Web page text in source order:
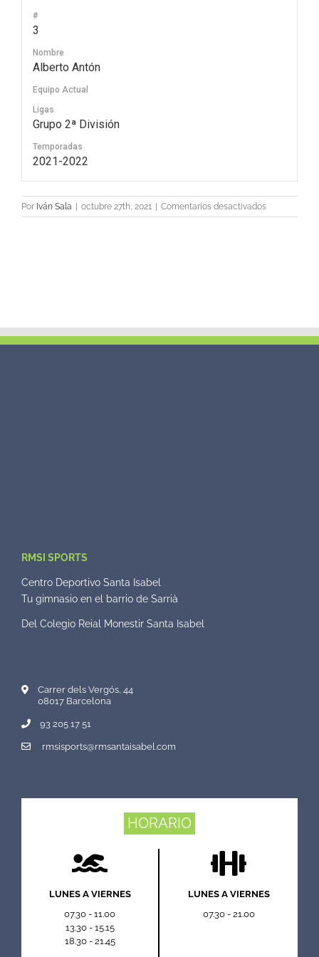
#
3
Nombre
Alberto Antón
Equipo Actual
Ligas
Grupo 2ª División
Temporadas
2021-2022
Por Iván Sala octubre 27th, 2021 Comentarios desactivadosen
3
RMSI SPORTS
Centro Deportivo Santa Isabel
Tu gimnasio en el barrio de Sarrià
Del Colegio Reial Monestir Santa Isabel
Carrer dels Vergós, 44
08017 Barcelona
93 205 17 51
rmsisports@rmsantaisabel.com
HORARIO
LUNES A VIERNES
07.30 - 11.00
13.30 - 15.15
18.30 - 21.45
LUNES A VIERNES
07.30 - 21.00